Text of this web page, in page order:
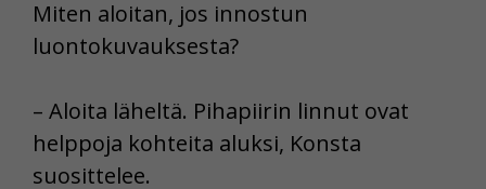
Miten aloitan, jos innostun
luontokuvauksesta?
– Aloita läheltä. Pihapiirin linnut ovat
helppoja kohteita aluksi, Konsta
suosittelee.